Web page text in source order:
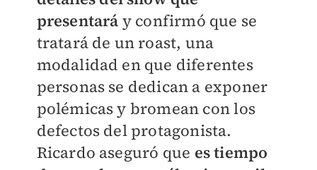
presentará y confirmó que se
tratará de un roast, una
modalidad en que diferentes
personas se dedican a exponer
polémicas y bromean con los
defectos del protagonista.
Ricardo aseguró que es tiempo